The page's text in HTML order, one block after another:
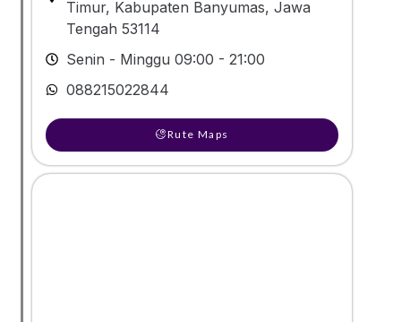
Timur, Kabupaten Banyumas, Jawa
Tengah 53114
Senin - Minggu 09:00 - 21:00
088215022844
Rute Maps